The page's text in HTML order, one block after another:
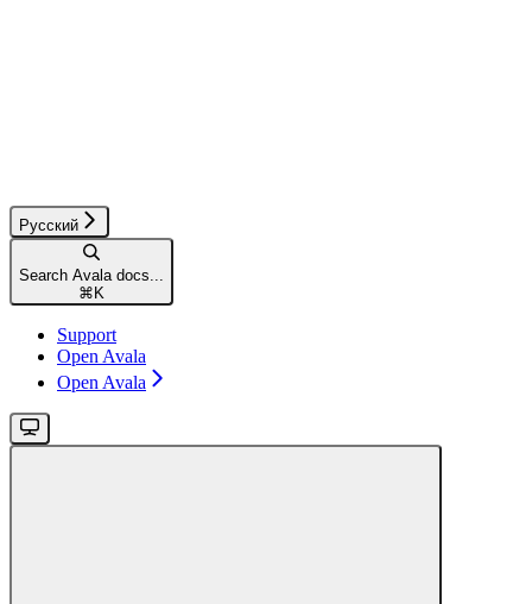
Русский
Search Avala docs...
⌘ K
Support
Open Avala
Open Avala